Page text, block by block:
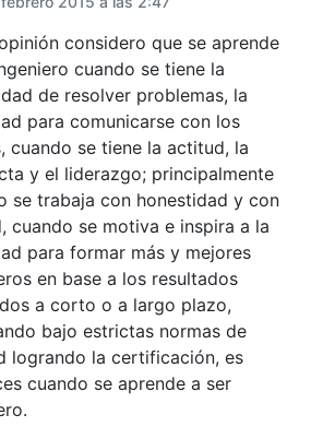
considero que se aprende
cuando se tiene la
de resolver problemas, la
para comunicarse con los
cuando se tiene la actitud, la
y el liderazgo; principalmente
se trabaja con honestidad y con
cuando se motiva e inspira a la
para formar más y mejores
en base a los resultados
a corto o a largo plazo,
bajo estrictas normas de
logrando la certificación, es
cuando se aprende a ser